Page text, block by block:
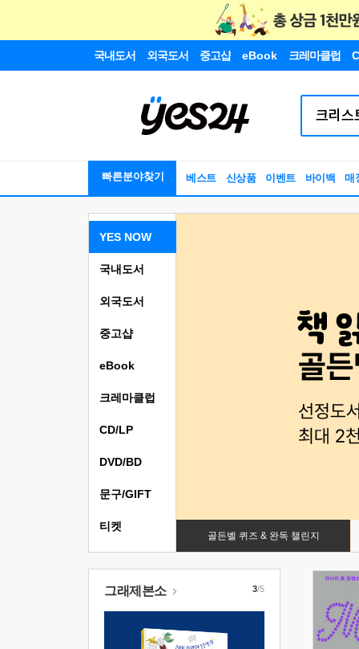
국내도서 외국도서 중고샵 eBook 크레마클럽
빠른분야찾기 베스트 신상품 이벤트 바이백 매
YES NOW
골든벨 퀴즈 & 완독 챌린지
국내도서
외국도서
중고샵
eBook
크레마클럽
CD/LP
DVD/BD
문구/GIFT
티켓
그래제본소 3/5